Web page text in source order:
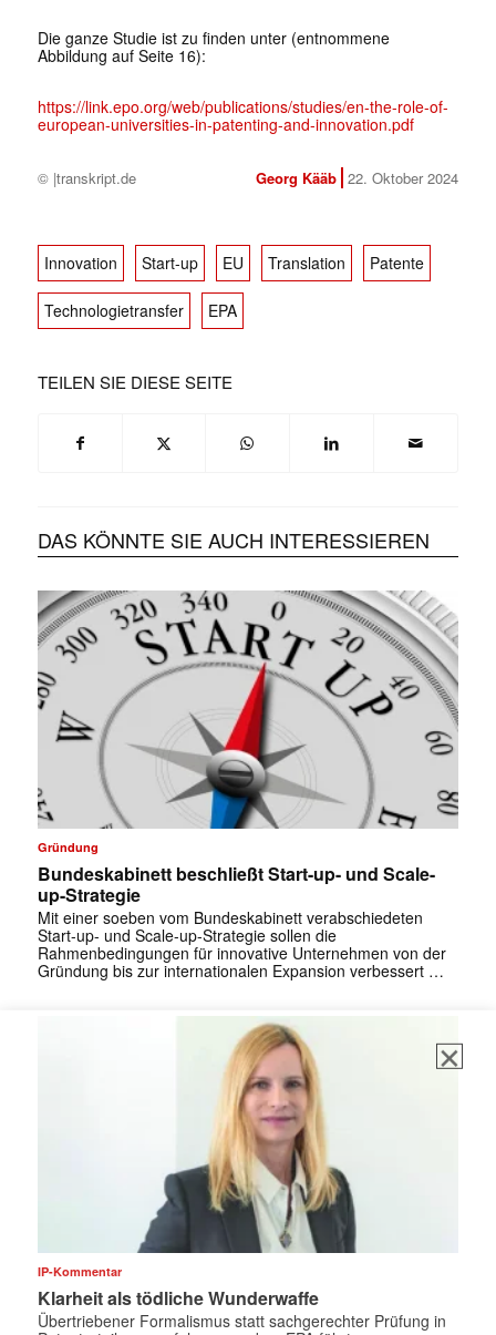
Die ganze Studie ist zu finden unter (entnommene
Abbildung auf Seite 16):
https://link.epo.org/web/publications/studies/en-the-role-of-
european-universities-in-patenting-and-innovation.pdf
© |transkript.de Georg Kääb 22. Oktober 2024
Innovation Start-up EU Translation Patente
Technologietransfer EPA
TEILEN SIE DIESE SEITE
DAS KÖNNTE SIE AUCH INTERESSIEREN
Gründung
Bundeskabinett beschließt Start-up- und Scale-
up-Strategie
Mit einer soeben vom Bundeskabinett verabschiedeten
Start-up- und Scale-up-Strategie sollen die
Rahmenbedingungen für innovative Unternehmen von der
Gründung bis zur internationalen Expansion verbessert …
IP-Kommentar
Klarheit als tödliche Wunderwaffe
Übertriebener Formalismus statt sachgerechter Prüfung in